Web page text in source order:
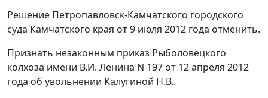
Решение Петропавловск-Камчатского городского
суда Камчатского края от 9 июля 2012 года отменить.
Признать незаконным приказ Рыболовецкого
колхоза имени В.И. Ленина N 197 от 12 апреля 2012
года об увольнении Калугиной Н.В..